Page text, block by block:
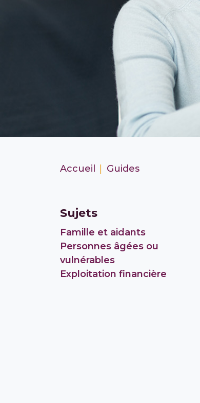
Accueil Guides
Sujets
Famille et aidants
Personnes âgées ou
vulnérables
Exploitation financière